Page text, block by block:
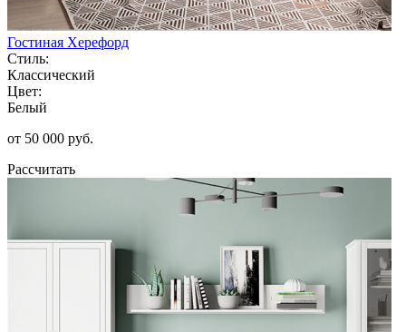
Гостиная Херефорд
Стиль:
Классический
Цвет:
Белый
от 50 000 руб.
Рассчитать